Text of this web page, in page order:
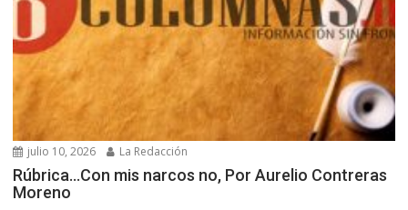
julio 10, 2026 La Redacción
Rúbrica…Con mis narcos no, Por Aurelio Contreras
Moreno